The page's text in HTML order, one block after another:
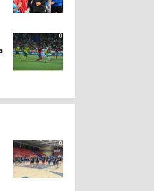
0
0